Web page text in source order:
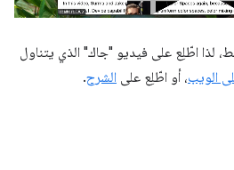
لذا اطّلِع على فيديو "جاك" الذي يتناول
الويب، أو اطّلِع على الشرح.